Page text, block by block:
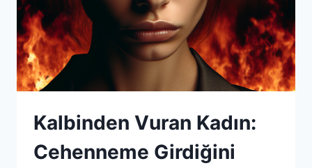
Kalbinden Vuran Kadın:
Cehenneme Girdiğini